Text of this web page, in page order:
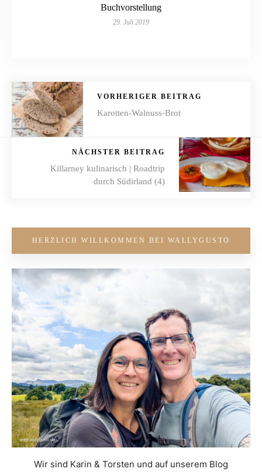
Buchvorstellung
29. Juli 2019
VORHERIGER BEITRAG
Karotten-Walnuss-Brot
NÄCHSTER BEITRAG
Killarney kulinarisch | Roadtrip
durch Südirland (4)
HERZLICH WILLKOMMEN BEI WALLYGUSTO
Wir sind Karin & Torsten und auf unserem Blog